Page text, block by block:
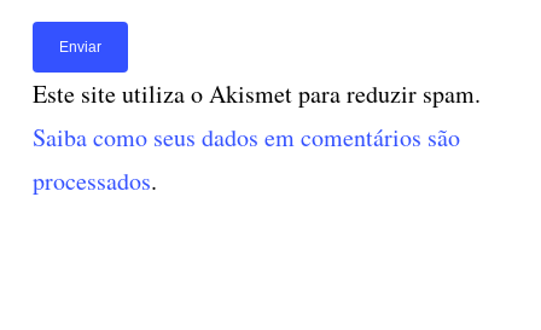
Este site utiliza o Akismet para reduzir spam.
Saiba como seus dados em comentários são
processados.